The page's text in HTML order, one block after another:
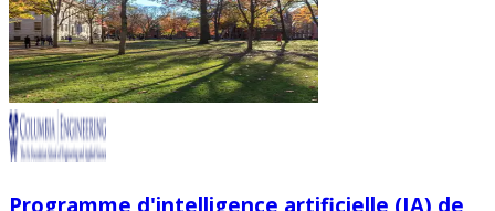
Programme d'intelligence artificielle (IA) de